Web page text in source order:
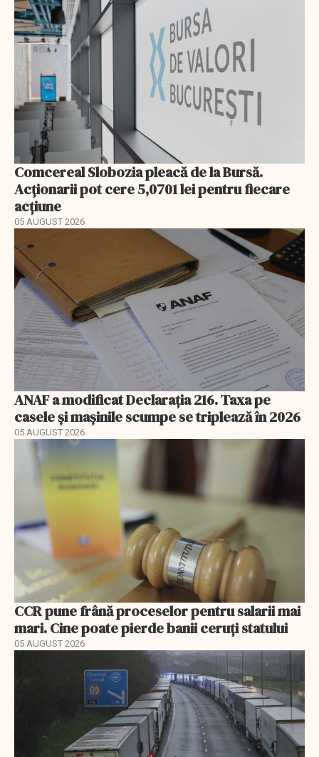
Comcereal Slobozia pleacă de la Bursă.
Acționarii pot cere 5,0701 lei pentru fiecare
acțiune
05 AUGUST 2026
ANAF a modificat Declarația 216. Taxa pe
casele și mașinile scumpe se triplează în 2026
05 AUGUST 2026
CCR pune frână proceselor pentru salarii mai
mari. Cine poate pierde banii ceruți statului
05 AUGUST 2026